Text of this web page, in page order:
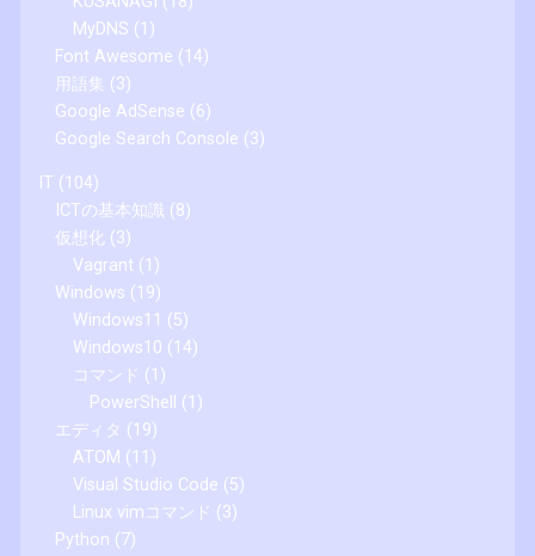
MyDNS (1)
Font Awesome (14)
用語集 (3)
Google AdSense (6)
Google Search Console (3)
IT (104)
ICTの基本知識 (8)
仮想化 (3)
Vagrant (1)
Windows (19)
Windows11 (5)
Windows10 (14)
コマンド (1)
PowerShell
(1)
エディタ (19)
ATOM (11)
Visual Studio Code (5)
Linux vimコマンド (3)
Python (7)